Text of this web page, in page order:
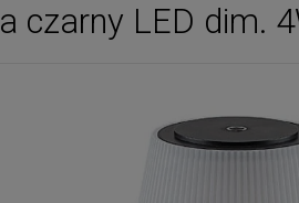
czarny LED dim.